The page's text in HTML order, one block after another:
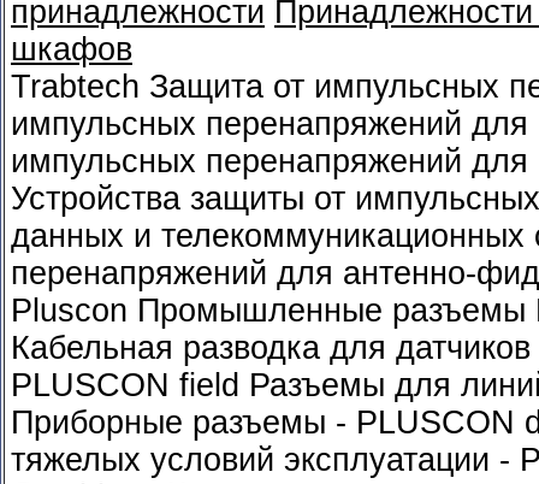
принадлежности Принадлежности
шкафов
Trabtech Защита от импульсных
импульсных перенапряжений
импульсных перенапряжений для
Устройства защиты от
данных и
перенапряжений для антенно-
Pluscon Промышленные разъемы
Кабельная разводка для
PLUSCON field Разъемы для
Приборные разъемы -
тяжелых условий эксплуатации -